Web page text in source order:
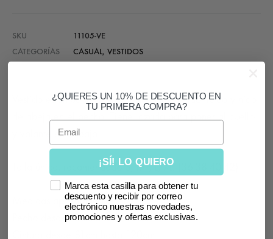
SKU
11105-VE
CATEGORÍAS
CASUAL, VESTIDOS
Vestido estampado azteca, corte midi, tejido fluido y nido
de abeja en el pecho. Tiene lazada para poner al cuello
y volante en el bajo.
Talla única, recomendado S, M , L, XL. (36-38-40-42)
Medidas aproximadas:
Pecho desde 76cm hasta 118cm
¿QUIERES UN 10% DE DESCUENTO EN
TU PRIMERA COMPRA?
Email
¡SÍ! LO QUIERO
Marca esta casilla para obtener tu
descuento y recibir por correo
electrónico nuestras novedades,
promociones y ofertas exclusivas.